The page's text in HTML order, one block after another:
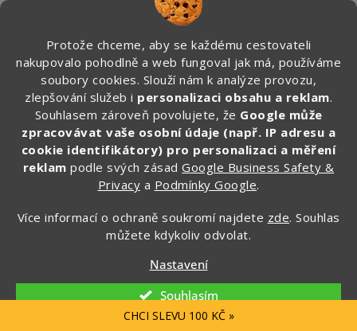
Protože chceme, aby se každému cestovateli
nakupovalo pohodlně a web fungoval jak má, používáme
soubory cookies. Slouží nám k analýze provozu,
zlepšování služeb i personalizaci obsahu a reklam.
Souhlasem zároveň povolujete, že Google může
zpracovávat vaše osobní údaje (např. IP adresu a
cookie identifikátory) pro personalizaci a měření
reklam podle svých zásadGoogle Business Safety &
Privacy a Podmínky Google.
Více informací o ochraně soukromí najdete zde. Souhlas
můžete kdykoliv odvolat.
Nastavení
Souhlasím
Jsme vášniví cestovatelé, kteří chtějí usnadnit
cestování stejně smýšlejícím lidem. Víme, jak
těžké je sbalit se na každou příští dovolenou. A
proto se vám snažíme vše zjednodušit a
nabídnout vám cestovní doplňky všeho druhu, ale také různé
cestovatelské vychytávky, které udělají radost vám i vašim
blízkým.
Buďte první, kdo napíše příspěvek k této položce.
CHCI SLEVU 100 KČ »